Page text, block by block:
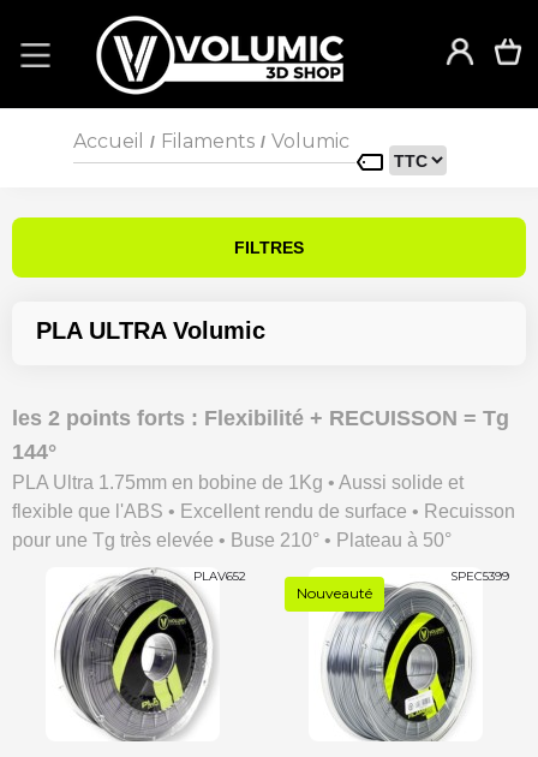
Accueil / Filaments / Volumic
FILTRES
PLA ULTRA Volumic
les 2 points forts : Flexibilité + RECUISSON = Tg
144°
PLA Ultra 1.75mm en bobine de 1Kg • Aussi solide et
flexible que l'ABS • Excellent rendu de surface • Recuisson
pour une Tg très elevée • Buse 210° • Plateau à 50°
PLAV652
Nouveauté
SPEC5399